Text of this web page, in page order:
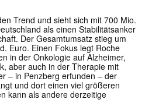
Trend und sieht sich mit 700 Mio.
als einen Stabilitätsanker
Der Gesamtumsatz stieg um
Euro. Einen Fokus legt Roche
in der Onkologie auf Alzheimer,
aber auch in der Therapie mit
– in Penzberg erfunden – der
und dort einen viel größeren
kann als andere derzeitige